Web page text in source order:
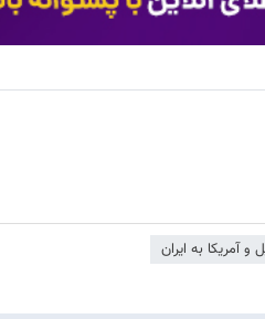
و آمریکا به ایران